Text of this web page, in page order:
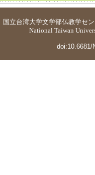
国立台湾大学文学部仏教学セ
National Taiwan
doi:10.6681/